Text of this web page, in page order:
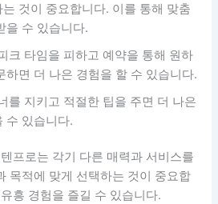
것이 중요합니다. 이를 통해 맞춤
을 수 있습니다.
크 타임을 피하고 예약을 통해 원하
하면 더 나은 경험을 할 수 있습니다.
를 지키고 적절한 팁을 주면 더 나은
수 있습니다.
프로는 각기 다른 매력과 서비스를
목적에 맞게 선택하는 것이 중요합
흥 경험을 즐길 수 있습니다.